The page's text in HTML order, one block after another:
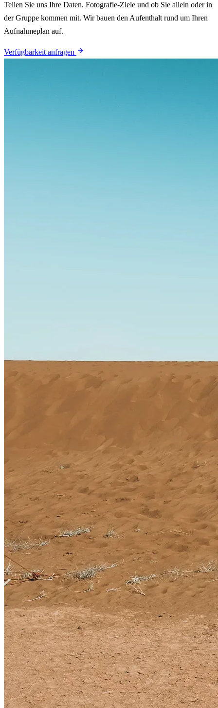
Teilen Sie uns Ihre Daten, Fotografie-Ziele und ob Sie allein oder in
der Gruppe kommen mit. Wir bauen den Aufenthalt rund um Ihren
Aufnahmeplan auf.
Verfügbarkeit anfragen